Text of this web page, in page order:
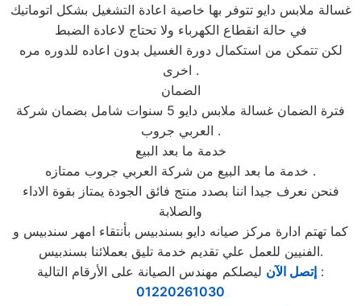
غسالة ملابس دايو تتوفر بها خاصية اعادة التشغيل بشكل اتوماتيك
في حالة انقطاع الكهرباء ولا تحتاج لاعادة الضبط
لكن تتمكن من استكمال دورة الغسيل بدون اعاده للدوره مره
اخرى .
الضمان
فترة الضمان غسالة ملابس دايو 5 سنوات شامل بضمان شركة
العربي جروب .
خدمة ما بعد البيع
خدمة ما بعد البيع من شركة العربي جروب ممتازه .
فنحن نعرف جيدا اننا بصدد منتج فائق الجودة يمتاز بقوة الاداء
والصلابة
كما تهتم ادارة مركز صيانه دايو بسندبيس بأنتقاء امهر سندبيس و
الفنيين للعمل علي تقديم خدمة تليق بعملائنا بسندبيس.
إتصل الآن ليصلكم مهندس الصيانة على الأرقام التالية :
01220261030